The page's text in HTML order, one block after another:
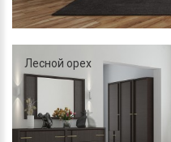
Лесной орех